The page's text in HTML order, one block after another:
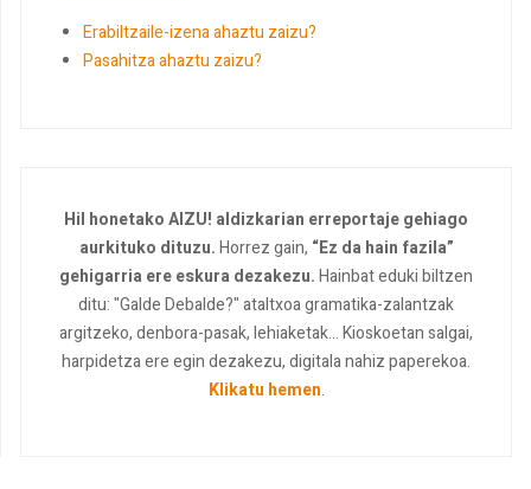
Erabiltzaile-izena ahaztu zaizu?
Pasahitza ahaztu zaizu?
Hil honetako AIZU! aldizkarian erreportaje gehiago
aurkituko dituzu.Horrez gain, “Ez da hain fazila”
gehigarria ere eskura dezakezu.Hainbat eduki biltzen
ditu: "Galde Debalde?" ataltxoa gramatika-zalantzak
argitzeko, denbora-pasak, lehiaketak... Kioskoetan salgai,
harpidetza ere egin dezakezu, digitala nahiz paperekoa.
Klikatu hemen.